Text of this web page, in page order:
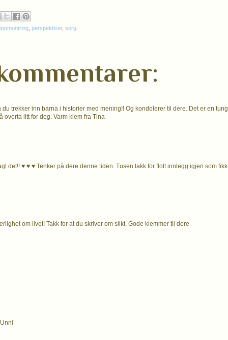
perspektiver, sorg
trekker inn barna i historier med mening!! Og kondolerer til dere. Det er en tung
overta litt for deg. Varm klem fra Tina
det!! ♥ ♥ ♥ Tenker på dere denne tiden. Tusen takk for flott innlegg igjen som fikk
om livet! Takk for at du skriver om slikt. Gode klemmer til dere